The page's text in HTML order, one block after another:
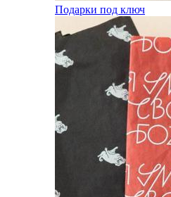
Подарки под ключ